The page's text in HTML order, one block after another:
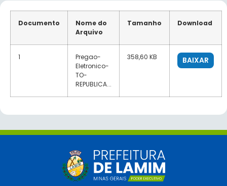
Documento
Nome do
Arquivo
Tamanho Download
1
Pregao-
Eletronico-
TO-
REPUBLICA...
358,60 KB BAIXAR